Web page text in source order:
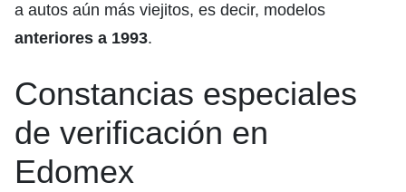
a autos aún más viejitos, es decir, modelos
anteriores a 1993.
Constancias especiales
de verificación en
Edomex